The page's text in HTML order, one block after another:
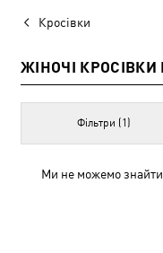
Кросівки
ЖІНОЧІ КРОСІВКИ
Фільтри (1)
Ми не можемо